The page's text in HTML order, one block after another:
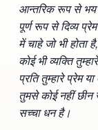
Swami
Ananda
Meditation
Healing
Ananda
Blogs
Podcasts
Calendar
Learn
For Joy I Live
आन्तरिक रूप से भय
पूर्ण रूप से दिव्य
में चाहे जो भी
कोई भी व्यक्ति
प्रति तुम्हारे प्रेम
तुमसे कोई नहीं छीन
सच्चा धन है।